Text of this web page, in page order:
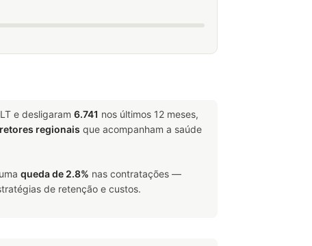
e desligaram 6.741 nos últimos 12 meses,
regionais que acompanham a saúde
queda de 2.8% nas contratações —
de retenção e custos.